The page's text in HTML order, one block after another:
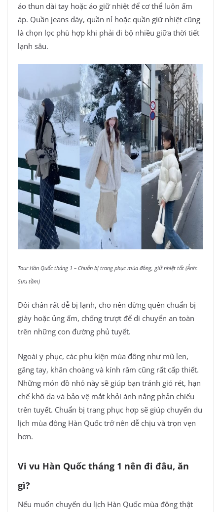
áo thun dài tay hoặc áo giữ nhiệt để cơ thể luôn ấm
áp. Quần jeans dày, quần nỉ hoặc quần giữ nhiệt cũng
là chọn lọc phù hợp khi phải đi bộ nhiều giữa thời tiết
lạnh sâu.
Tour Hàn Quốc tháng 1 – Chuẩn bị trang phục mùa đông, giữ nhiệt tốt (Ảnh:
Sưu tầm)
Đôi chân rất dễ bị lạnh, cho nên đừng quên chuẩn bị
giày hoặc ủng ấm, chống trượt để di chuyển an toàn
trên những con đường phủ tuyết.
Ngoài y phục, các phụ kiện mùa đông như mũ len,
găng tay, khăn choàng và kính râm cũng rất cấp thiết.
Những món đồ nhỏ này sẽ giúp bạn tránh gió rét, hạn
chế khô da và bảo vệ mắt khỏi ánh nắng phản chiếu
trên tuyết. Chuẩn bị trang phục hợp sẽ giúp chuyến du
lịch mùa đông Hàn Quốc trở nên dễ chịu và trọn vẹn
hơn.
Vi vu Hàn Quốc tháng 1 nên đi đâu, ăn
gì?
Nếu muốn chuyến du lịch Hàn Quốc mùa đông thật